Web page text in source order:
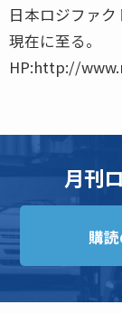
日本ロジファク
現在に至る。
HP:http://
月刊
購